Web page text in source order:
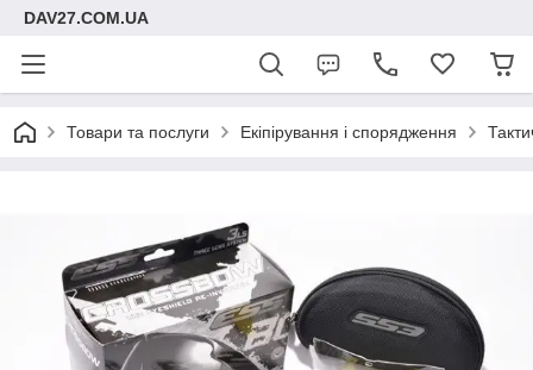
DAV27.COM.UA
Товари та послуги Екіпірування і спорядження